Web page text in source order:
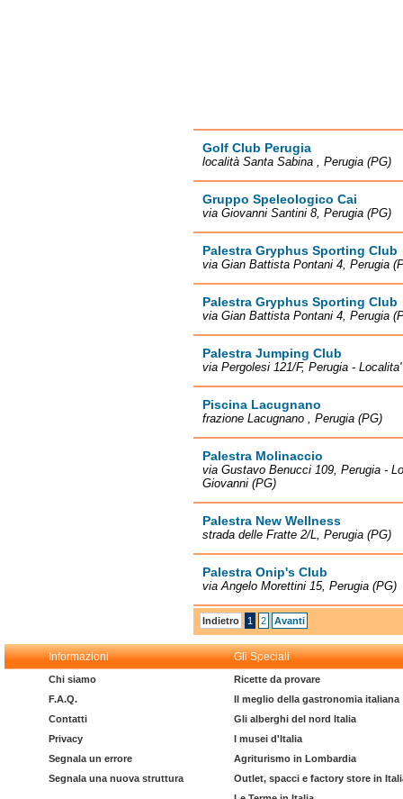
Golf Club Perugia
località Santa Sabina , Perugia (PG)
Gruppo Speleologico Cai
via Giovanni Santini 8, Perugia (PG)
Palestra Gryphus Sporting Club
via Gian Battista Pontani 4, Perugia
Palestra Gryphus Sporting Club
via Gian Battista Pontani 4, Perugia
Palestra Jumping Club
via Pergolesi 121/F, Perugia -
Piscina Lacugnano
frazione Lacugnano , Perugia (PG)
Palestra Molinaccio
via Gustavo Benucci 109, Perugia -
Giovanni (PG)
Palestra New Wellness
strada delle Fratte 2/L, Perugia (PG)
Palestra Onip's Club
via Angelo Morettini 15, Perugia (PG)
Indietro 1 2 Avanti
Informazioni Gli Speciali
Chi siamo
F.A.Q.
Contatti
Privacy
Segnala un errore
Segnala una nuova struttura
Ricette da provare
Il meglio della gastronomia italiana
Gli alberghi del nord Italia
I musei d'Italia
Agriturismo in Lombardia
Outlet, spacci e factory store in